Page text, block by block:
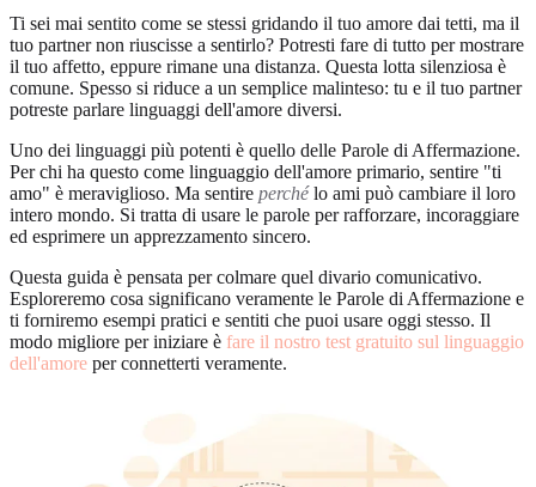
Ti sei mai sentito come se stessi gridando il tuo amore dai tetti, ma il
tuo partner non riuscisse a sentirlo? Potresti fare di tutto per mostrare
il tuo affetto, eppure rimane una distanza. Questa lotta silenziosa è
comune. Spesso si riduce a un semplice malinteso: tu e il tuo partner
potreste parlare linguaggi dell'amore diversi.
Uno dei linguaggi più potenti è quello delle Parole di Affermazione.
Per chi ha questo come linguaggio dell'amore primario, sentire "ti
amo" è meraviglioso. Ma sentire perchélo ami può cambiare il loro
intero mondo. Si tratta di usare le parole per rafforzare, incoraggiare
ed esprimere un apprezzamento sincero.
Questa guida è pensata per colmare quel divario comunicativo.
Esploreremo cosa significano veramente le Parole di Affermazione e
ti forniremo esempi pratici e sentiti che puoi usare oggi stesso. Il
modo migliore per iniziare è fare il nostro test gratuito sul linguaggio
dell'amore per connetterti veramente.